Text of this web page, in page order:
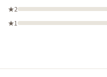
★2
★1